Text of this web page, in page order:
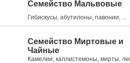
Семейство Мальвовые
Гибискусы, абутилоны, павонии, ...
Семейство Миртовые и
Чайные
Камелии, каллистемоны, мирты,